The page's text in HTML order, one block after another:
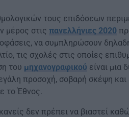
τους επιδόσεων
μέρος στις πανελλήνιες 2020
να συμπληρώσουν
τις σχολές στις οποίες
του μηχανογραφικού είναι μια
προσοχή, σοβαρή σκέψη
το Έθνος.
δεν πρέπει να βιαστεί